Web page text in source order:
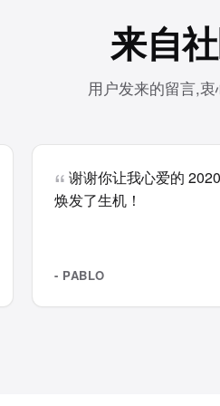
来自
用户发来的留言,衷
谢谢你让我心爱的
焕发了生机！
- PABLO